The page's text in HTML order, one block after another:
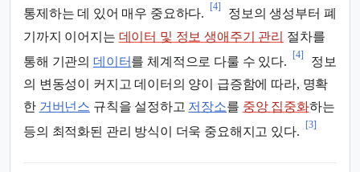
통제하는 데 있어 매우 중요하다.
[4]
정보의 생성부터 폐
기까지 이어지는 데이터 및 정보 생애주기 관리 절차를
통해 기관의 데이터를 체계적으로 다룰 수 있다.
[4]
정보
의 변동성이 커지고 데이터의 양이 급증함에 따라, 명확
한 거버넌스 규칙을 설정하고 저장소를 중앙 집중화하는
등의 최적화된 관리 방식이 더욱 중요해지고 있다.
[3]